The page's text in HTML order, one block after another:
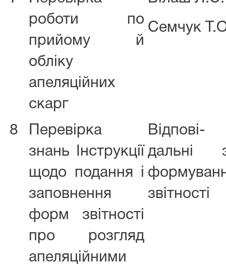
роботи по
прийому й
обліку
апеляційних
скарг
Семчук
8
Перевірка
знань Інструкції
щодо подання і
заповнення
форм звітності
про розгляд
апеляційними
Відпові-
дальні
звітності